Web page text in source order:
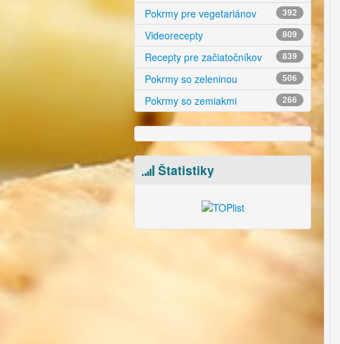
Pokrmy pre vegetariánov 392
Videorecepty 809
Recepty pre začiatočníkov 839
Pokrmy so zeleninou 506
Pokrmy so zemiakmi 266
Štatistiky